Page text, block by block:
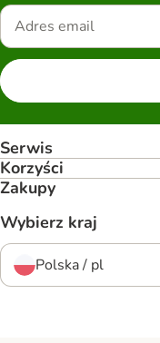
Serwis
Korzyści
Zakupy
Wybierz kraj
Polska / pl